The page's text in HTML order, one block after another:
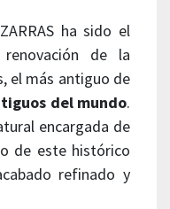
ha sido el
de la
el más antiguo de
del mundo.
encargada de
de este histórico
refinado y